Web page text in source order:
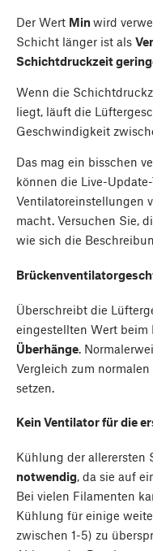
Der Wert Minwird
Schicht länger ist als
Schichtdruckzeit
Wenn die
liegt, läuft die
Geschwindigkeit
Das mag ein bisschen
können die Live-
Ventilatoreinstellungen
macht. Versuchen Sie,
wie sich die
Überschreibt die
eingestellten Wert beim
Überhänge .
Vergleich zum
setzen.
Kein Ventilator für die
Kühlung der allerersten
notwendig, da sie auf
Bei vielen Filamenten
Kühlung für einige
zwischen 1-5) zu